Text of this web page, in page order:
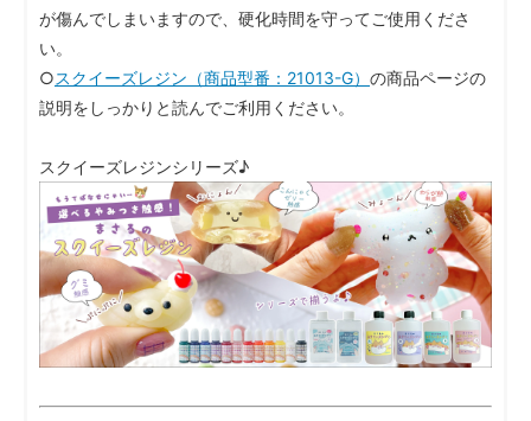
が傷んでしまいますので、硬化時間を守ってご使用くださ
い。
○スクイーズレジン（商品型番：21013-G） の商品ページの
説明をしっかりと読んでご利用ください。
スクイーズレジンシリーズ♪